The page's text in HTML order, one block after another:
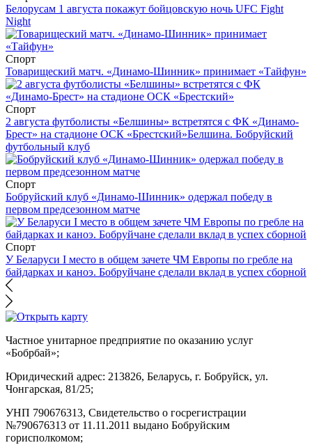
Белорусам 1 августа покажут бойцовскую ночь UFC Fight
Night
Спорт
Товарищеский матч. «Динамо-Шинник» принимает «Тайфун»
Спорт
2 августа футболисты «Белшины» встретятся с ФК «Динамо-
Брест» на стадионе ОСК «Брестский»Белшина. Бобруйский
футбольный клуб
Спорт
Бобруйский клуб «Динамо-Шинник» одержал победу в
первом предсезонном матче
Спорт
У Беларуси I место в общем зачете ЧМ Европы по гребле на
байдарках и каноэ. Бобруйчане сделали вклад в успех сборной
Частное унитарное предприятие по оказанию услуг
«Бобрбай»;
Юридический адрес: 213826, Беларусь, г. Бобруйск, ул.
Чонгарская, 81/25;
УНП 790676313, Свидетельство о госрегистрации
№790676313 от 11.11.2011 выдано Бобруйским
горисполкомом;